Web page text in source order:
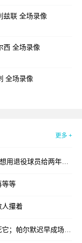
兹联 全场录像
西 全场录像
全场录像
更多 +
给两年一届世界杯站台
等等
人攥着
尔默迟早成场上领袖